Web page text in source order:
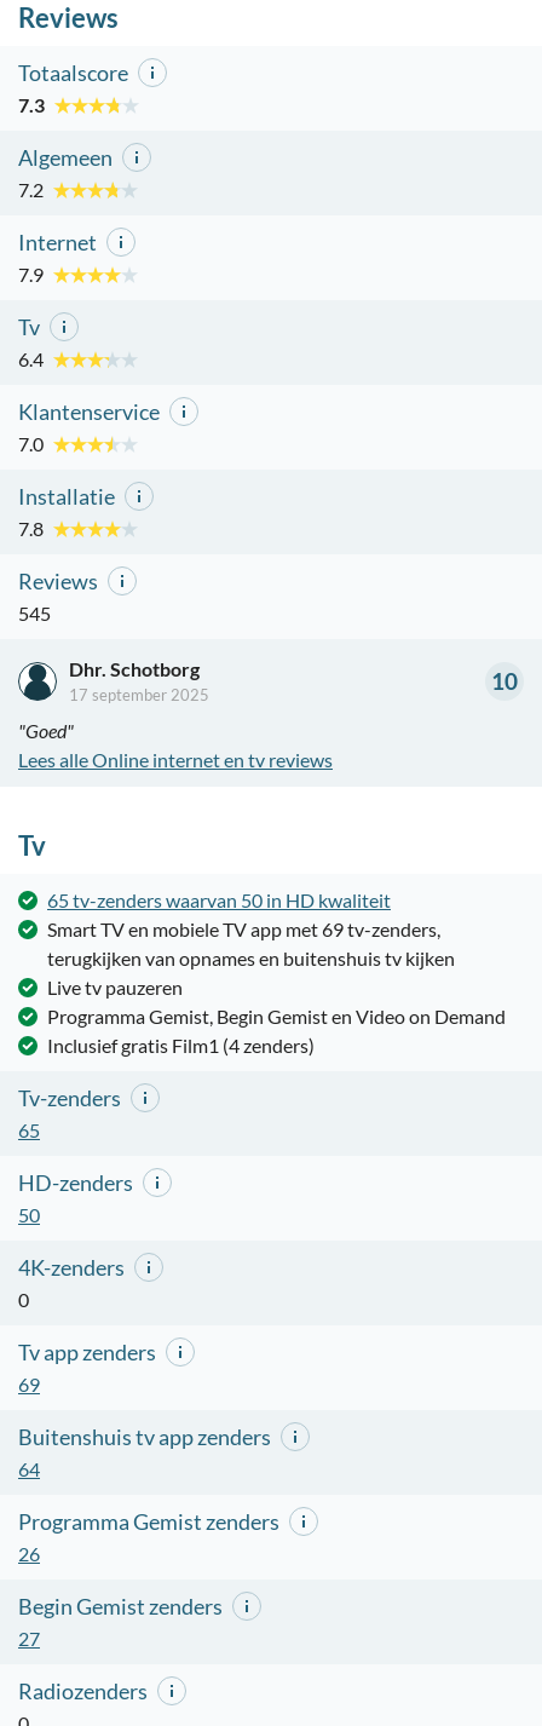
Reviews
Totaalscore
7.3
Algemeen
7.2
Internet
7.9
Tv
6.4
Klantenservice
7.0
Installatie
7.8
Reviews
545
10
Dhr. Schotborg
17 september 2025
"Goed"
Lees alle Online internet en tv reviews
Tv
65 tv-zenders waarvan 50 in HD kwaliteit
Smart TV en mobiele TV app met 69 tv-zenders,
terugkijken van opnames en buitenshuis tv kijken
Live tv pauzeren
Programma Gemist, Begin Gemist en Video on Demand
Inclusief gratis Film1 (4 zenders)
Tv-zenders
65
HD-zenders
50
4K-zenders
0
Tv app zenders
69
Buitenshuis tv app zenders
64
Programma Gemist zenders
26
Begin Gemist zenders
27
Radiozenders